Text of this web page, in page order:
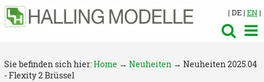
| DE | EN |
Sie befinden sich hier:Home → Neuheiten → Neuheiten 2025.04
- Flexity 2 Brüssel